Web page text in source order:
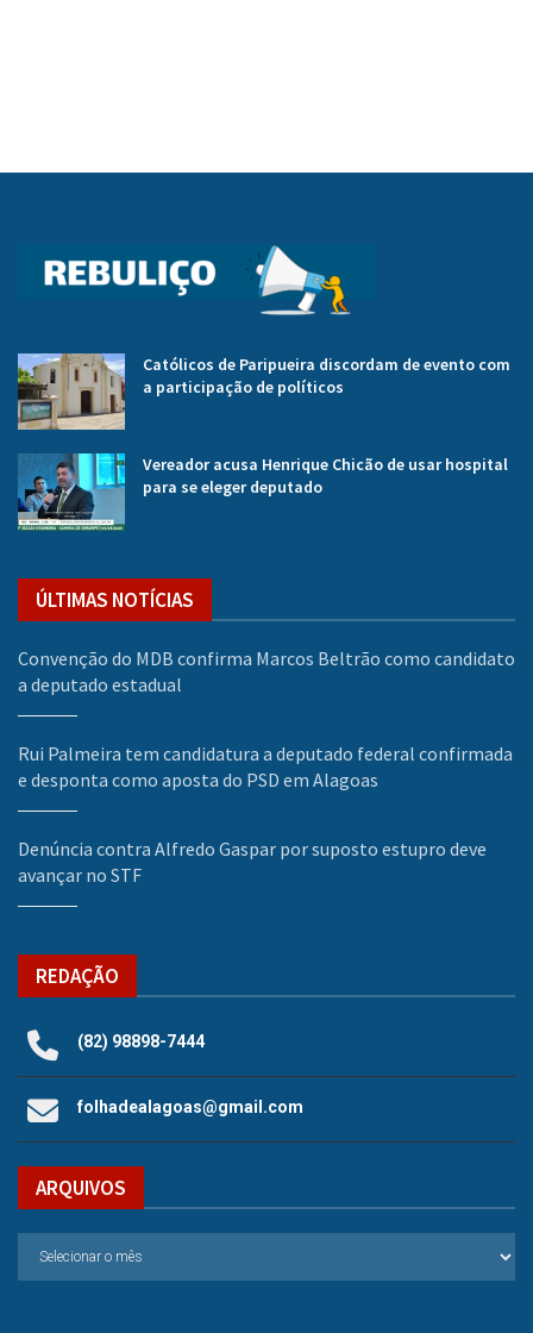
Católicos de Paripueira discordam de evento com
a participação de políticos
Vereador acusa Henrique Chicão de usar hospital
para se eleger deputado
ÚLTIMAS NOTÍCIAS
Convenção do MDB confirma Marcos Beltrão como candidato
a deputado estadual
Rui Palmeira tem candidatura a deputado federal confirmada
e desponta como aposta do PSD em Alagoas
Denúncia contra Alfredo Gaspar por suposto estupro deve
avançar no STF
REDAÇÃO
(82) 98898-7444
folhadealagoas@gmail.com
ARQUIVOS